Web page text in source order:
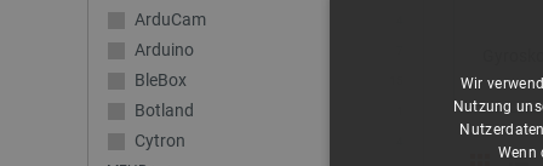
ArduCam
Arduino
BleBox
Botland
Cytron
Wir
Nutzung
Wenn